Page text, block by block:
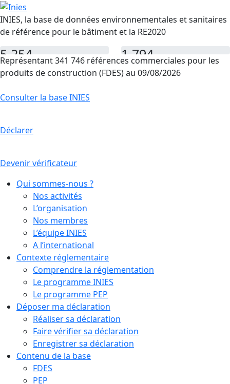
INIES, la base de données environnementales et sanitaires
de référence pour le bâtiment et la RE2020
5 254
FDES
1 794
PEP
Représentant 341 746 références commerciales pour les
produits de construction (FDES) au 09/08/2026
Consulter la base INIES
Déclarer
Devenir vérificateur
Qui sommes-nous ?
Nos activités
L’organisation
Nos membres
L’équipe INIES
A l’international
Contexte réglementaire
Comprendre la réglementation
Le programme INIES
Le programme PEP
Déposer ma déclaration
Réaliser sa déclaration
Faire vérifier sa déclaration
Enregistrer sa déclaration
Contenu de la base
FDES
PEP